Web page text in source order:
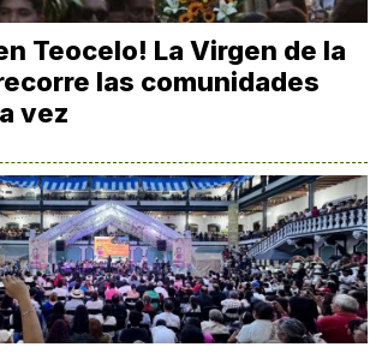
Teocelo! La Virgen de la
las comunidades
vez